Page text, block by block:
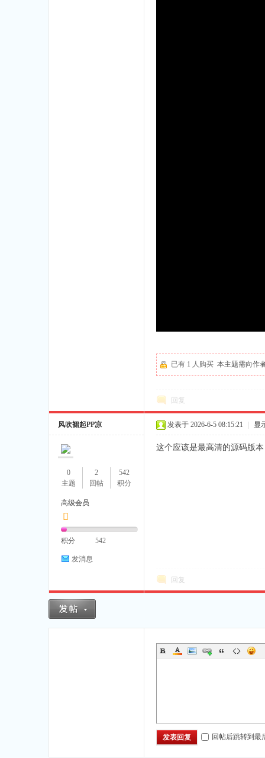
已有 1 人购买 本主题需向作
回复
风吹裙起PP凉
0
主题
2
回帖
542
积分
高级会员
积分 542
发消息
发表于 2026-6-5 08:15:21 显
这个应该是最高清的源码版
回复
发表回复 回帖后跳转到最